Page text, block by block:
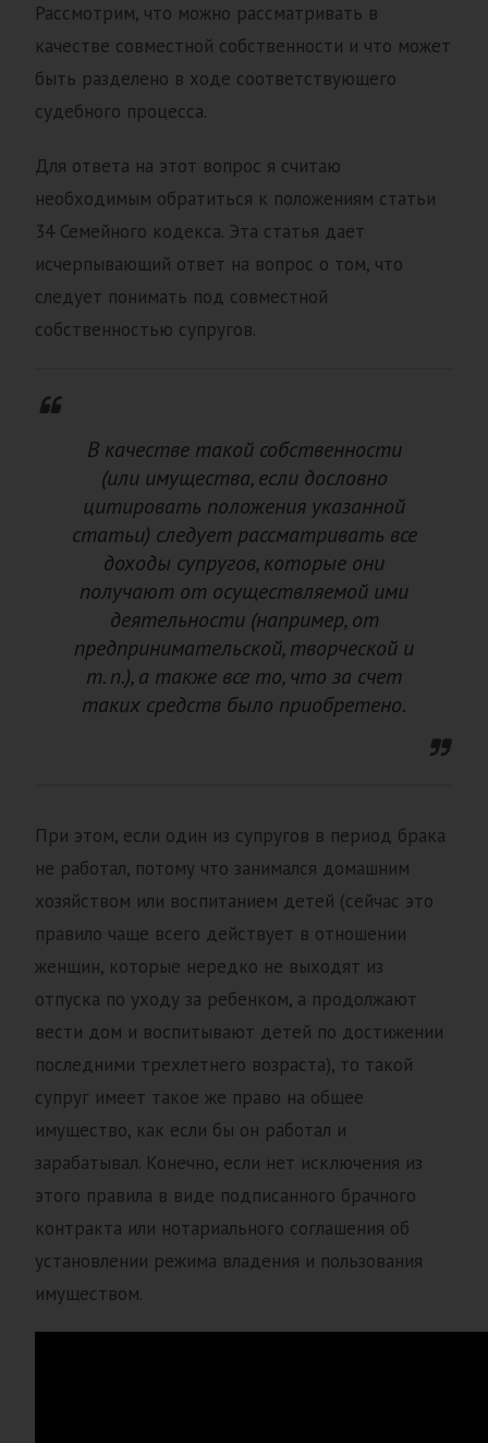
Рассмотрим, что можно рассматривать в
качестве совместной собственности и что может
быть разделено в ходе соответствующего
судебного процесса.
Для ответа на этот вопрос я считаю
необходимым обратиться к положениям статьи
34 Семейного кодекса. Эта статья дает
исчерпывающий ответ на вопрос о том, что
следует понимать под совместной
собственностью супругов.
В качестве такой собственности
(или имущества, если дословно
цитировать положения указанной
статьи) следует рассматривать все
доходы супругов, которые они
получают от осуществляемой ими
деятельности (например, от
предпринимательской, творческой и
т. п.), а также все то, что за счет
таких средств было приобретено.
При этом, если один из супругов в период брака
не работал, потому что занимался домашним
хозяйством или воспитанием детей (сейчас это
правило чаще всего действует в отношении
женщин, которые нередко не выходят из
отпуска по уходу за ребенком, а продолжают
вести дом и воспитывают детей по достижении
последними трехлетнего возраста), то такой
супруг имеет такое же право на общее
имущество, как если бы он работал и
зарабатывал. Конечно, если нет исключения из
этого правила в виде подписанного брачного
контракта или нотариального соглашения об
установлении режима владения и пользования
имуществом.